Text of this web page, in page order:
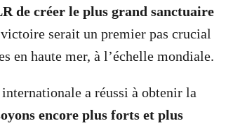
de créer le plus grand sanctuaire
serait un premier pas crucial
en haute mer, à l’échelle mondiale.
a réussi à obtenir la
encore plus forts et plus